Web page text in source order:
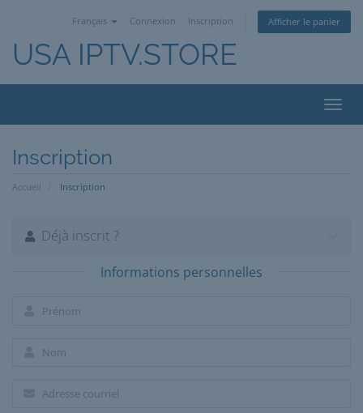
Français Connexion Inscription Afficher le panier
USA IPTV.STORE
la
Inscription
Accueil Inscription
Déjà inscrit ?
Informations personnelles